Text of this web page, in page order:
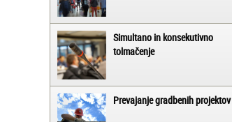
Simultano in konsekutivno
tolmačenje
Prevajanje gradbenih projektov